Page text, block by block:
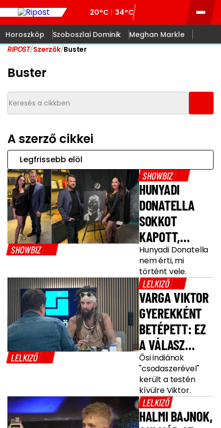
20°C 34°C
Horoszkóp Szoboszlai Dominik
Meghan Markle
RIPOST/Szerzők/Buster
Buster
A szerző cikkei
Legfrissebb elöl
SHOWBIZ
SHOWBIZ
HUNYADI
DONATELLA
SOKKOT
KAPOTT,
DURVA DOLGOT
TETTEK VELE
Hunyadi Donatella
nem érti, mi
történt vele.
LELKIZŐ
LELKIZŐ
VARGA VIKTOR
GYEREKKÉNT
BETÉPETT: EZ
A VÁLASZ
MINDENRE!
Ősi indiánok
"csodaszerével"
került a testén
kívülre Viktor.
LELKIZŐ
HALMI BAJNOK,